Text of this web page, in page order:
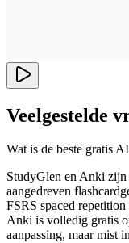
Veelgestelde
Wat is de beste gratis
StudyGlen en Anki zijn
aangedreven
FSRS spaced
Anki is volledig gratis
aanpassing, maar mist